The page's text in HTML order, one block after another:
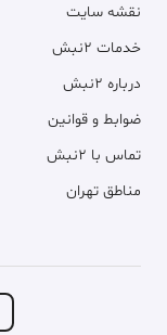
نقشه سایت
خدمات ۲نبش
درباره ۲نبش
ضوابط و قوانین
تماس با ۲نبش
مناطق تهران